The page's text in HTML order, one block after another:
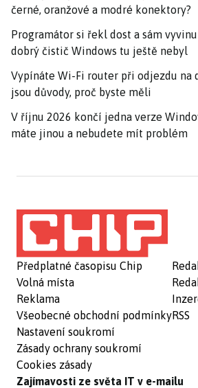
černé, oranžové a modré konektory?
Programátor si řekl dost a sám
dobrý čistič Windows tu ještě nebyl
Vypínáte Wi-Fi router při odjezdu na
jsou důvody, proč byste měli
V říjnu 2026 končí jedna verze
máte jinou a nebudete mít problém
Předplatné časopisu Chip
Volná místa
Reklama
Všeobecné obchodní podmínky
Nastavení soukromí
Zásady ochrany soukromí
Cookies zásady
RSS
Zajímavosti ze světa IT v e-mailu